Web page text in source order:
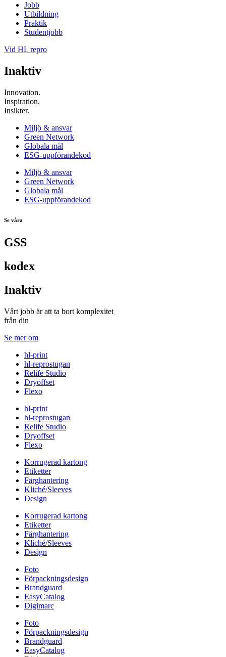
Jobb
Utbildning
Praktik
Studentjobb
Vid HL repro
Inaktiv
Innovation.
Inspiration.
Insikter.
Miljö & ansvar
Green Network
Globala mål
ESG-uppförandekod
Miljö & ansvar
Green Network
Globala mål
ESG-uppförandekod
Se våra
GSS
kodex
Inaktiv
Vårt jobb är att ta bort komplexitet
från din
Se mer om
hl-print
hl-reprostugan
Relife Studio
Dryoffset
Flexo
hl-print
hl-reprostugan
Relife Studio
Dryoffset
Flexo
Korrugerad kartong
Etiketter
Färghantering
Kliché/Sleeves
Design
Korrugerad kartong
Etiketter
Färghantering
Kliché/Sleeves
Design
Foto
Förpackningsdesign
Brandguard
EasyCatalog
Digimarc
Foto
Förpackningsdesign
Brandguard
EasyCatalog